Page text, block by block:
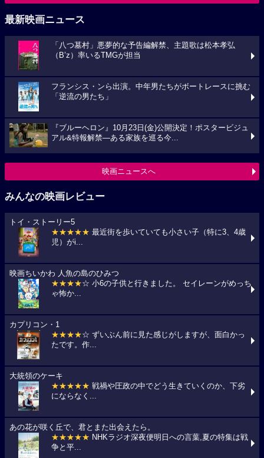
最新映画ニュース
「八つ墓村」悪夢的な予告編解禁、主題歌は松本孝弘
（B’z）率いるTMGが担当
フランシス・ンら出演。中年男たちがボートレースに挑む
「逆流の男たち」
『ブルーヘロン』10月23日(金)公開決定！ポスタービジュ
アル&特報解禁―ある家族を巡る今...
映画ニュースへ
みんなの映画レビュー
トイ・ストーリー5
★★★★★ 最近街を歩いていても小さい子（特に3、4歳
児）がi...
映画ちいかわ 人魚の島のひみつ
★★★★☆ 小6の子供と行きました。 セイレーンがめっち
ゃ怖か...
カプリコン・1
★★★★☆ ずいぶん前に見た感じがしますが、面白かっ
たです。作...
大統領のケーキ
★★★★★ 戦禍や圧政の中でどう生きていくのか、下劣
にならなく...
あの花が咲く丘で、君とまた出会えたら。
★★★★★ NHKラジオ深夜便明日への言葉,夏の特集は戦
争と平...